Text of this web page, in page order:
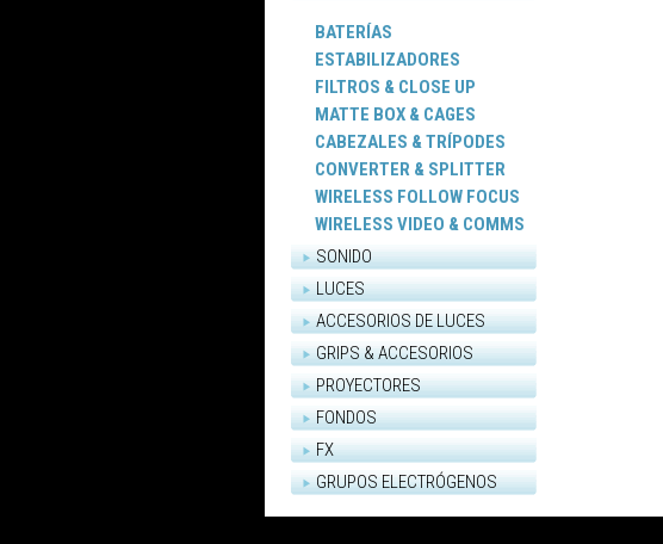
BATERÍAS
ESTABILIZADORES
FILTROS & CLOSE UP
MATTE BOX & CAGES
CABEZALES & TRÍPODES
CONVERTER & SPLITTER
WIRELESS FOLLOW FOCUS
WIRELESS VIDEO & COMMS
SONIDO
LUCES
ACCESORIOS DE LUCES
GRIPS & ACCESORIOS
PROYECTORES
FONDOS
FX
GRUPOS ELECTRÓGENOS